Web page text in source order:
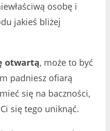
osobę i
jakieś bliżej
otwartą, może to być
padniesz ofiarą
się na baczności,
się tego uniknąć.